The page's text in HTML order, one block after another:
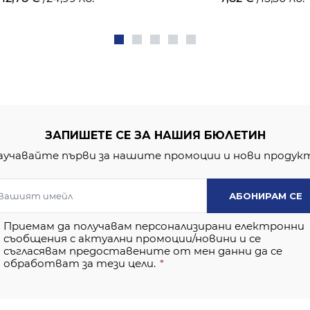
ЗАПИШЕТЕ СЕ ЗА НАШИЯ БЮЛЕТИН
първи за нашите промоции и нови
АБОНИРАМ СЕ
Приемам да получавам персонализирани електронни
съобщения с актуални промоции/новини и се
съгласявам предоставените от мен данни да се
обработват за тези цели.